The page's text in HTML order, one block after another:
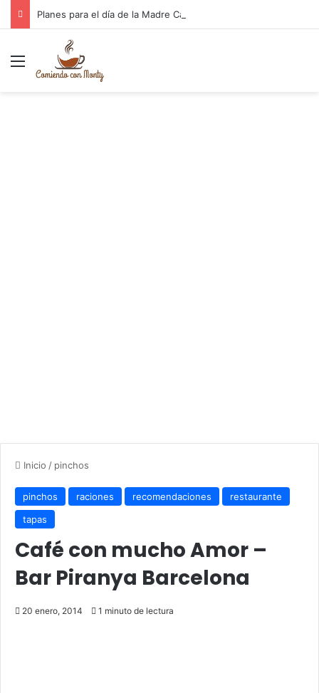
Planes para el día de la Madre Cantabria
Inicio / pinchos
pinchos raciones recomendaciones
restaurante
tapas
Café con mucho Amor –
Bar Piranya Barcelona
20 enero, 2014 1 minuto de lectura